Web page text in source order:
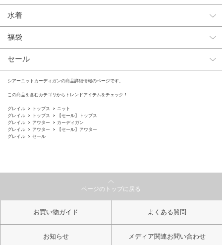
水着
福袋
セール
シアーニットカーディガンの商品詳細情報のページです。
この商品を含むカテゴリからトレンドアイテムをチェック！
グレイル トップス
ニット
グレイル
トップス
【セール】トップス
グレイル
アウター
カーディガン
グレイル
アウター
【セール】アウター
グレイル
セール
ページのトップに戻る
お買い物ガイド よくある質問
お知らせ メディア関連お問い合わせ